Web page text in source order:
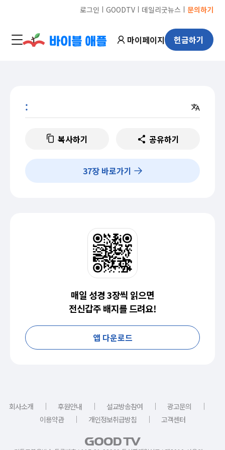
로그인 ㅣ GOODTVㅣ 데일리굿뉴스 ㅣ 문의하기
마이페이지 헌금하기
:
복사하기 공유하기
37장 바로가기
매일 성경 3장씩 읽으면
전신갑주 배지를 드려요!
앱 다운로드
회사소개 ｜ 후원안내 ｜ 설교방송참여 ｜ 광고문의
｜
이용약관
｜ 개인정보취급방침 ｜ 고객센터